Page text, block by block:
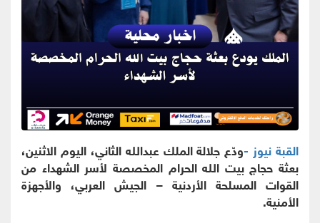
القبة نيوز -ودّع جلالة الملك عبدﷲ الثاني، اليوم الاثنين،
بعثة حجاج بيت ﷲ الحرام المخصصة لأسر الشهداء من
القوات المسلحة الأردنية – الجيش العربي، والأجهزة
الأمنية.